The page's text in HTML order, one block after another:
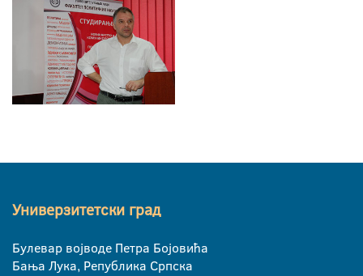
Универзитетски град
Булевар војводе Петра Бојовића
Бања Лука, Република Српска